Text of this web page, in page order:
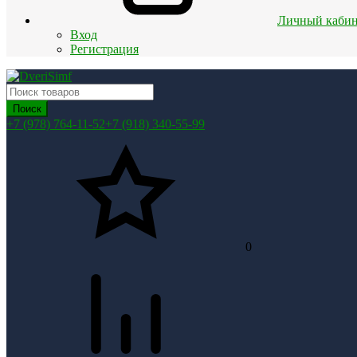
Личный
Вход
Регистрация
Поиск
+7 (978) 764-11-52+7 (918) 340-55-99
0